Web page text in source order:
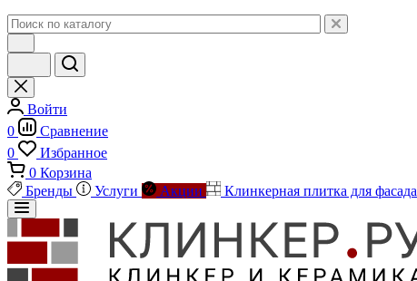
Войти
0
Сравнение
0
Избранное
0 Корзина
Бренды
Услуги Акции Клинкерная плитка для фасада